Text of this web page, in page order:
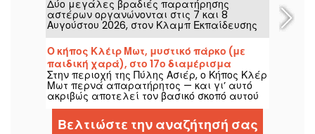
καλοκαιρινού ουρανού
Δύο μεγάλες βραδιές παρατήρησης
αστέρων οργανώνονται στις 7 και 8
Αυγούστου 2026, στον Κλαμπ Εκπαίδευσης
Σκύλων του Βώ Λε Πενίλ, με την ευκαιρία
της νέας εκδήλωσης των Νυχτών των
Αστέρων.
Ο κήπος Κλέιρ Μωτ, μυστικό πάρκο (με
παιδική χαρά), στο 17ο διαμέρισμα
Στην περιοχή της Πύλης Ασιέρ, ο Κήπος Κλέρ
Μωτ περνά απαρατήρητος — και γι’ αυτό
ακριβώς αποτελεί τον βασικό σκοπό αυτού
του πράσινου χώρου: να προσφέρει έναν
τόπο ανάπαυσης, ήρεμο και γαλήνιο.
Βελτιώστε την αναζήτησή σας